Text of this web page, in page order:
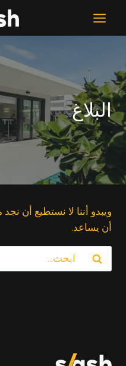
المحتوى
البلاغ
ويبدو أننا لا نستطيع أن
أن يساعد.
البحث
عن: